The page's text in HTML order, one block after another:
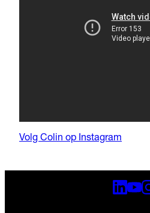
Volg Colin op Instagram